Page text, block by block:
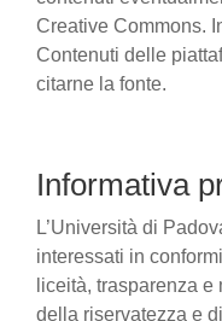
Creative Commons.
Contenuti delle
citarne la fonte.
Informativa
L’Università di
interessati in
liceità, trasparenza
della riservatezza e